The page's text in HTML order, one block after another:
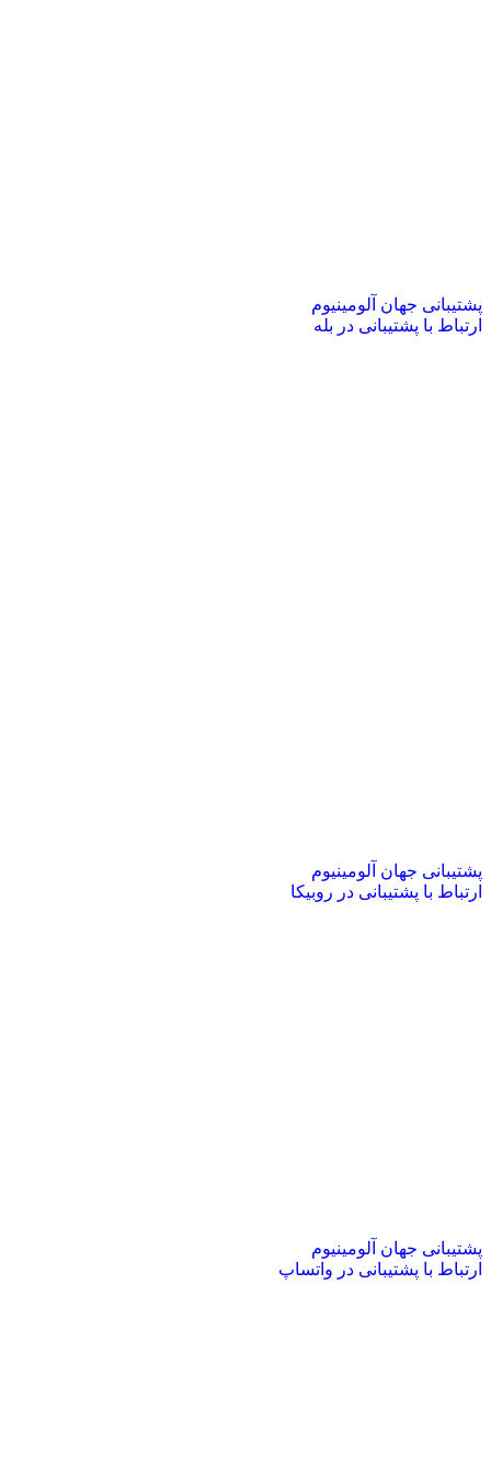
پشتیبانی جهان آلومینیوم
ارتباط با پشتیبانی در بله
پشتیبانی جهان آلومینیوم
ارتباط با پشتیبانی در روبیکا
پشتیبانی جهان آلومینیوم
ارتباط با پشتیبانی در واتساپ